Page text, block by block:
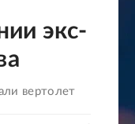
экс-
вертолет